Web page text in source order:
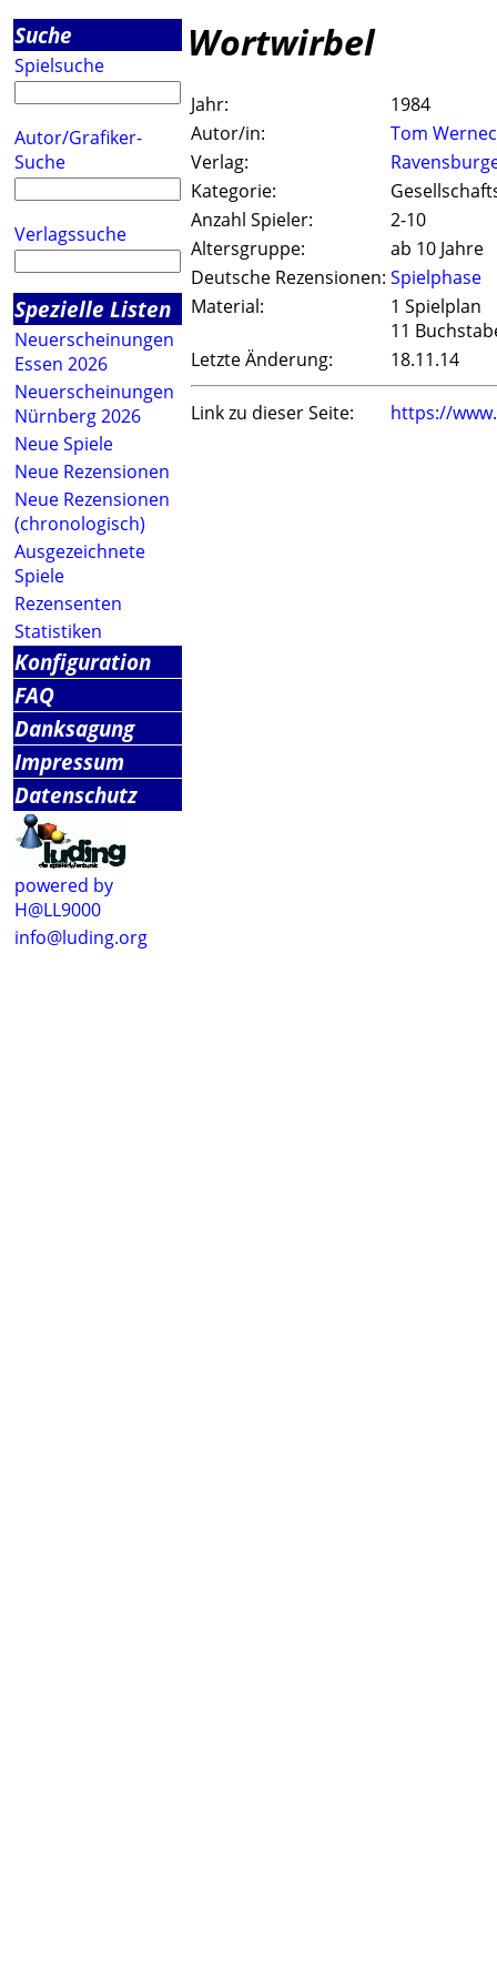
Suche
Spielsuche
Autor/Grafiker-
Suche
Verlagssuche
Spezielle Listen
Neuerscheinungen
Essen 2026
Neuerscheinungen
Nürnberg 2026
Neue Spiele
Neue Rezensionen
Neue Rezensionen
(chronologisch)
Ausgezeichnete
Spiele
Rezensenten
Statistiken
Konfiguration
FAQ
Danksagung
Impressum
Datenschutz
powered by
H@LL9000
info@luding.org
Wortwirbel
Jahr:
1984
Autor/in:
Tom
Verlag:
Kategorie:
Anzahl Spieler:
2-10
Altersgruppe:
ab 10 Jahre
Deutsche Rezensionen: Spielphase
Material:
1 Spielplan
11
Letzte Änderung:
18.11.14
Link zu dieser Seite: https://